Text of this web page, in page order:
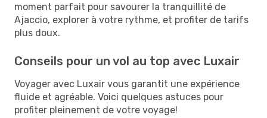
moment parfait pour savourer la tranquillité de
Ajaccio, explorer à votre rythme, et profiter de tarifs
plus doux.
Conseils pour un vol au top avec Luxair
Voyager avec Luxair vous garantit une expérience
fluide et agréable. Voici quelques astuces pour
profiter pleinement de votre voyage!